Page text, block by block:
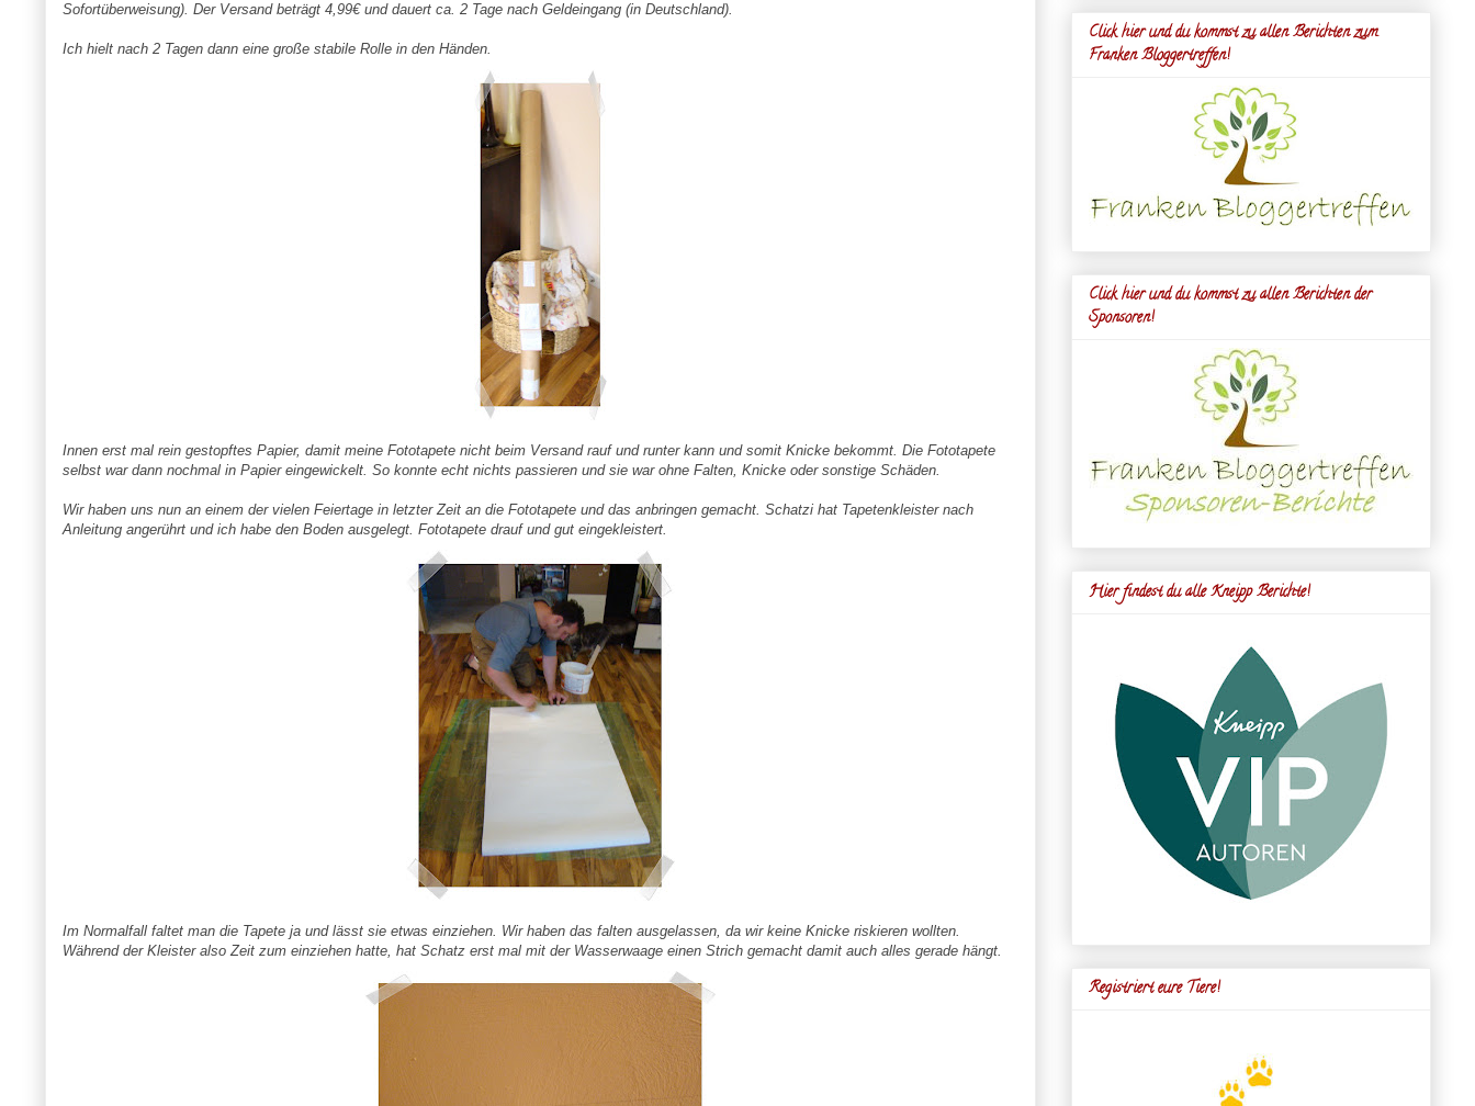
Sofortüberweisung). Der Versand beträgt 4,99€ und dauert ca. 2 Tage nach Geldeingang (in Deutschland).
Ich hielt nach 2 Tagen dann eine große stabile Rolle in den Händen.
Innen erst mal rein gestopftes Papier, damit meine Fototapete nicht beim Versand rauf und runter kann und somit Knicke bekommt. Die Fototapete
selbst war dann nochmal in Papier eingewickelt. So konnte echt nichts passieren und sie war ohne Falten, Knicke oder sonstige Schäden.
Wir haben uns nun an einem der vielen Feiertage in letzter Zeit an die Fototapete und das anbringen gemacht. Schatzi hat Tapetenkleister nach
Anleitung angerührt und ich habe den Boden ausgelegt. Fototapete drauf und gut eingekleistert.
Im Normalfall faltet man die Tapete ja und lässt sie etwas einziehen. Wir haben das falten ausgelassen, da wir keine Knicke riskieren wollten.
Während der Kleister also Zeit zum einziehen hatte, hat Schatz erst mal mit der Wasserwaage einen Strich gemacht damit auch alles gerade hängt.
Click hier und du kommst zu allen Berichten zum
Franken Bloggertreffen!
Click hier und du kommst zu allen Berichten der
Sponsoren!
Hier findest du alle Kneipp Berichte!
Registriert eure Tiere!